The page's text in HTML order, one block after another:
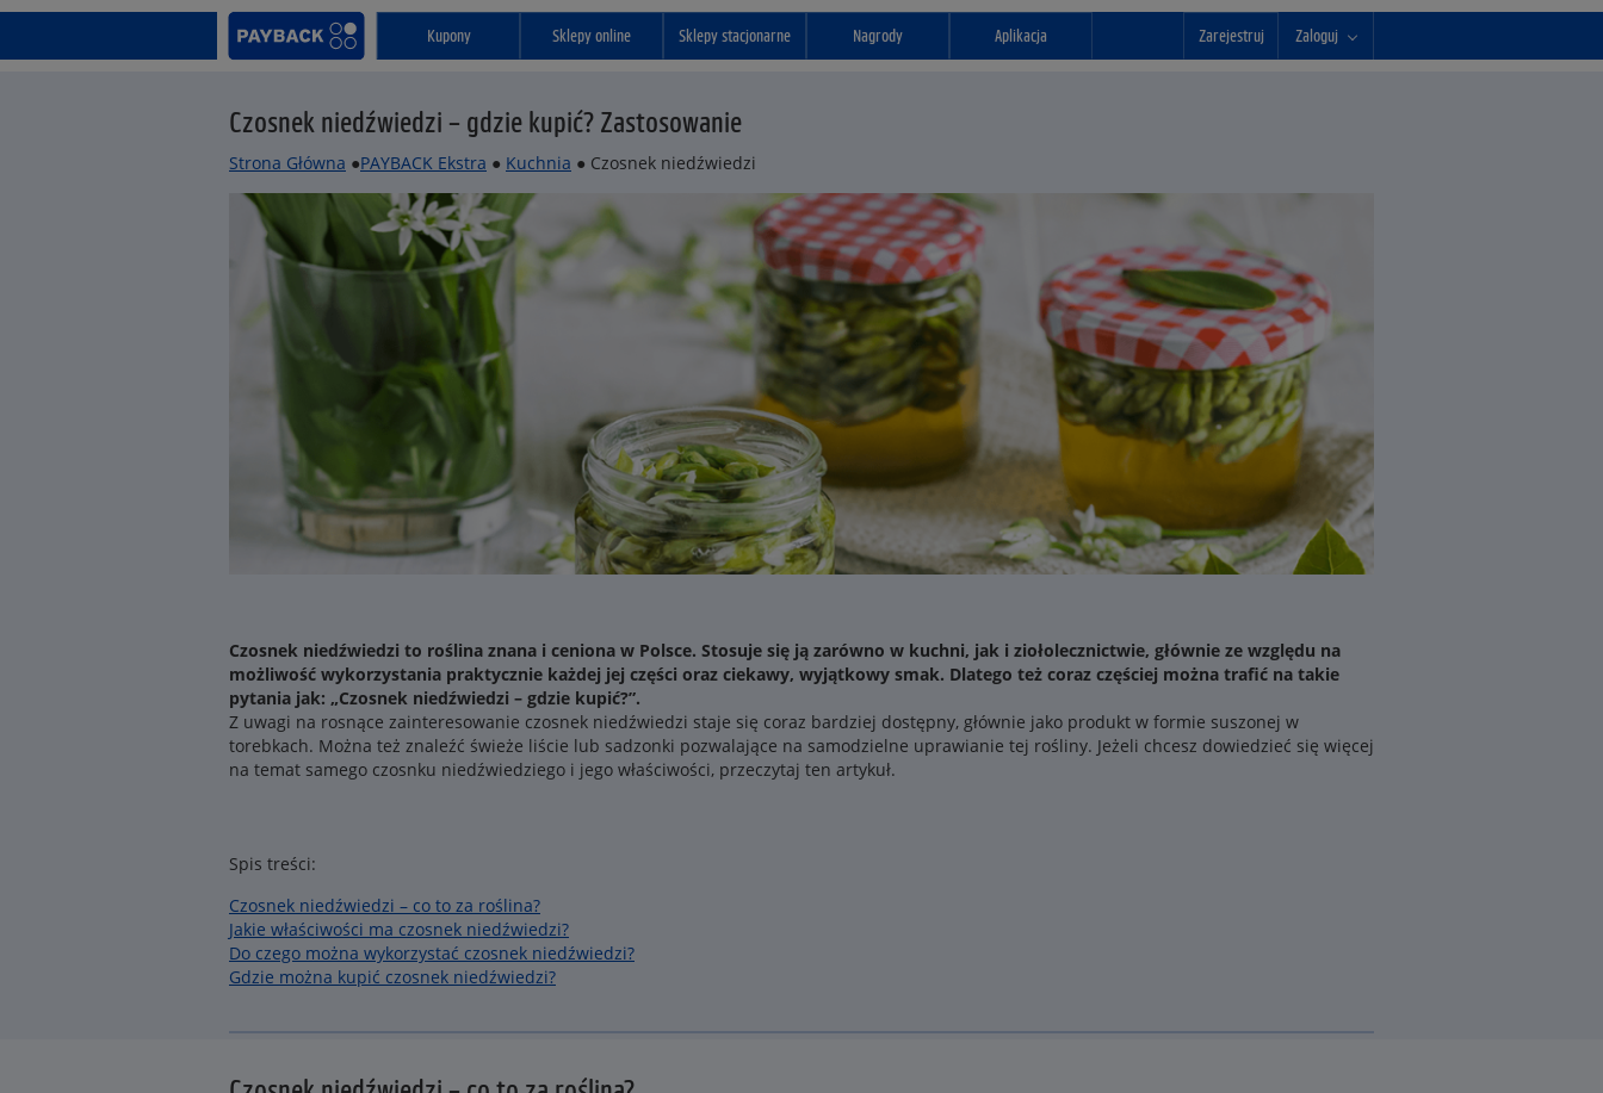
Kupony Sklepy online Sklepy stacjonarne Nagrody Aplikacja Zarejestruj Zaloguj
Czosnek niedźwiedzi – gdzie kupić? Zastosowanie
Strona Główna ●PAYBACK Ekstra ● Kuchnia ● Czosnek niedźwiedzi
Czosnek niedźwiedzi to roślina znana i ceniona w Polsce. Stosuje się ją zarówno w kuchni, jak i ziołolecznictwie, głównie ze względu na
możliwość wykorzystania praktycznie każdej jej części oraz ciekawy, wyjątkowy smak. Dlatego też coraz częściej można trafić na takie
pytania jak: „Czosnek niedźwiedzi – gdzie kupić?”.
Z uwagi na rosnące zainteresowanie czosnek niedźwiedzi staje się coraz bardziej dostępny, głównie jako produkt w formie suszonej w
torebkach. Można też znaleźć świeże liście lub sadzonki pozwalające na samodzielne uprawianie tej rośliny. Jeżeli chcesz dowiedzieć się więcej
na temat samego czosnku niedźwiedziego i jego właściwości, przeczytaj ten artykuł.
Spis treści:
Czosnek niedźwiedzi – co to za roślina?
Jakie właściwości ma czosnek niedźwiedzi?
Do czego można wykorzystać czosnek niedźwiedzi?
Gdzie można kupić czosnek niedźwiedzi?